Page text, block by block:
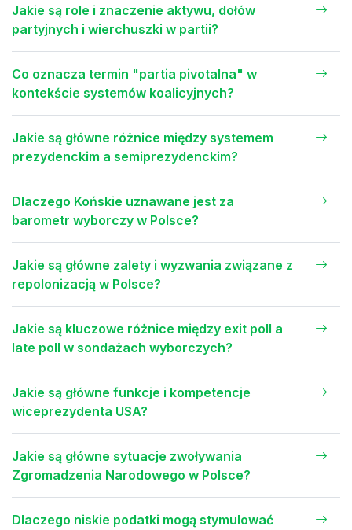
Jakie są role i znaczenie aktywu, dołów
partyjnych i wierchuszki w partii?
Co oznacza termin "partia pivotalna" w
kontekście systemów koalicyjnych?
Jakie są główne różnice między systemem
prezydenckim a semiprezydenckim?
Dlaczego Końskie uznawane jest za
barometr wyborczy w Polsce?
Jakie są główne zalety i wyzwania związane z
repolonizacją w Polsce?
Jakie są kluczowe różnice między exit poll a
late poll w sondażach wyborczych?
Jakie są główne funkcje i kompetencje
wiceprezydenta USA?
Jakie są główne sytuacje zwoływania
Zgromadzenia Narodowego w Polsce?
Dlaczego niskie podatki mogą stymulować